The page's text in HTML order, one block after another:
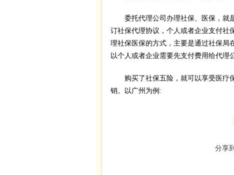
委托代理公司办理社保、医保，就
订社保代理协议，个人或者企业支付社
理社保医保的方式，主要是通过社保局
以个人或者企业需要先支付费用给代理
购买了社保五险，就可以享受医疗保
销。以广州为例:
分享